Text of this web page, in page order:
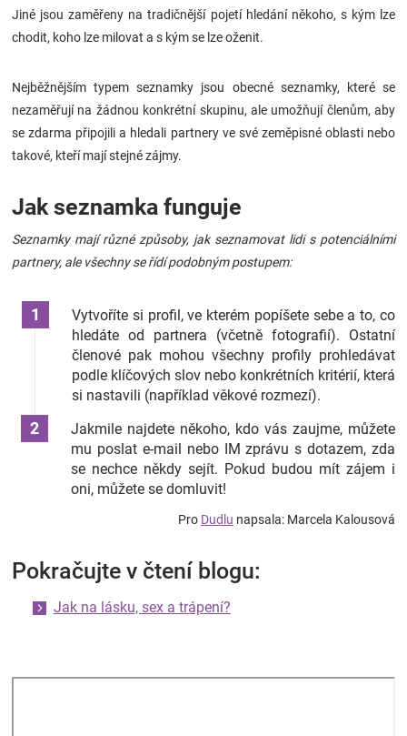
Jiné jsou zaměřeny na tradičnější pojetí hledání někoho, s kým lze
chodit, koho lze milovat a s kým se lze oženit.
Nejběžnějším typem seznamky jsou obecné seznamky, které se
nezaměřují na žádnou konkrétní skupinu, ale umožňují členům, aby
se zdarma připojili a hledali partnery ve své zeměpisné oblasti nebo
takové, kteří mají stejné zájmy.
Jak seznamka funguje
Seznamky mají různé způsoby, jak seznamovat lidi s potenciálními
partnery, ale všechny se řídí podobným postupem:
Vytvoříte si profil, ve kterém popíšete sebe a to, co
hledáte od partnera (včetně fotografií). Ostatní
členové pak mohou všechny profily prohledávat
podle klíčových slov nebo konkrétních kritérií, která
si nastavili (například věkové rozmezí).
Jakmile najdete někoho, kdo vás zaujme, můžete
mu poslat e-mail nebo IM zprávu s dotazem, zda
se nechce někdy sejít. Pokud budou mít zájem i
oni, můžete se domluvit!
Pro Dudlu napsala: Marcela Kalousová
Pokračujte v čtení blogu:
Jak na lásku, sex a trápení?